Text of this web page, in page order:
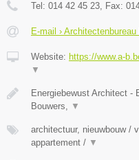
Tel: 014 42 45 23, Fax:
E-mail ›
Website: https://www.a-
▼
Energiebewust Architect -
Bouwers, ▼
architectuur, nieuwbouw /
appartement / ▼